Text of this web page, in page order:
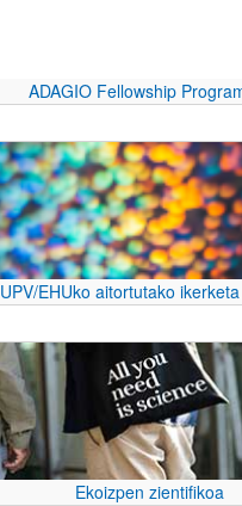
ADAGIO Fellowship
UPV/EHUko aitortutako
Ekoizpen zientifikoa